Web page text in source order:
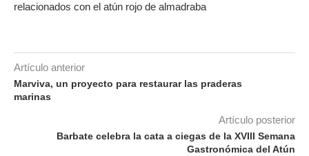
relacionados con el atún rojo de almadraba
Artículo anterior
Marviva, un proyecto para restaurar las praderas
marinas
Artículo posterior
Barbate celebra la cata a ciegas de la XVIII Semana
Gastronómica del Atún